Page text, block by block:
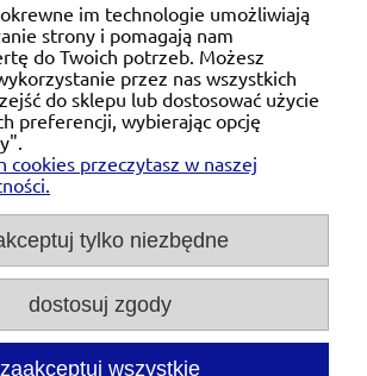
Pomoc
Moje konto
Płatności i dostawa
O nas
Dobra Armatura, ul. Krakowska
Szczecin, woj. zachodniopomorskie,
im technologie umożliwiają
strony i pomagają nam
do Twoich potrzeb. Możesz
przez nas wszystkich
do sklepu lub dostosować użycie
preferencji, wybierając opcję
cookies przeczytasz w naszej
tylko niezbędne
dostosuj zgody
zaakceptuj wszystkie